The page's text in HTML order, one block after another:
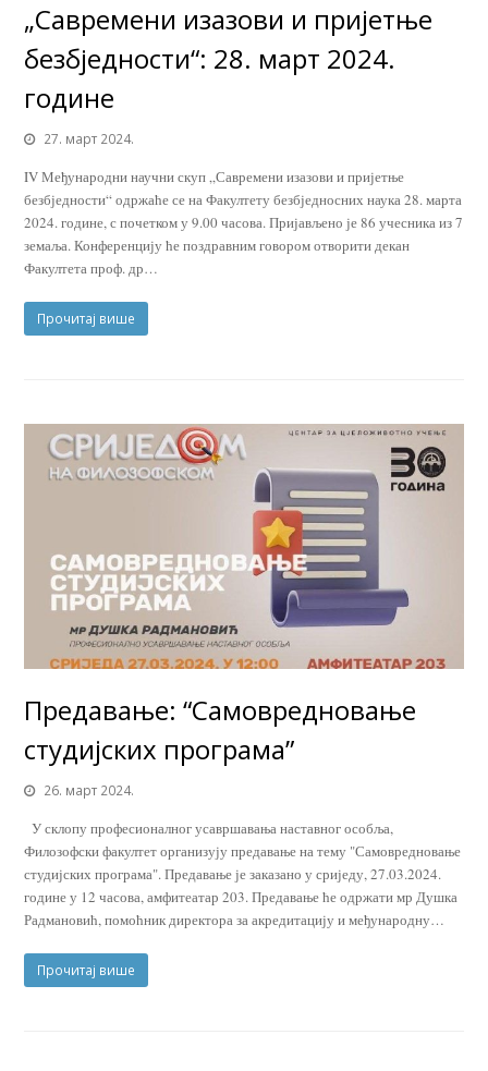
„Савремени изазови и пријетње
безбједности“: 28. март 2024.
године
27. март 2024.
IV Међународни научни скуп „Савремени изазови и пријетње
безбједности“ одржаће се на Факултету безбједносних наука 28. марта
2024. године, с почетком у 9.00 часова. Пријављено је 86 учесника из 7
земаља. Конференцију ће поздравним говором отворити декан
Факултета проф. др…
Прочитај више
Предавање: “Самовредновање
студијских програма”
26. март 2024.
У склопу професионалног усавршавања наставног особља,
Филозофски факултет организују предавање на тему "Самовредновање
студијских програма". Предавање је заказано у сриједу, 27.03.2024.
године у 12 часова, амфитеатар 203. Предавање ће одржати мр Душка
Радмановић, помоћник директора за акредитацију и међународну…
Прочитај више